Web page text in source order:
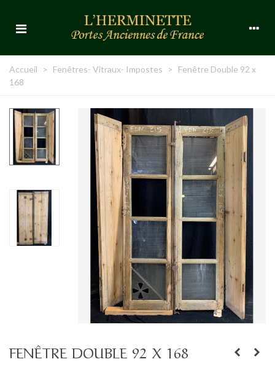
Accueil > Fenêtres- Vitraux- Impostes > Fenêtre Double 92 x
168
FENÊTRE DOUBLE 92 X 168